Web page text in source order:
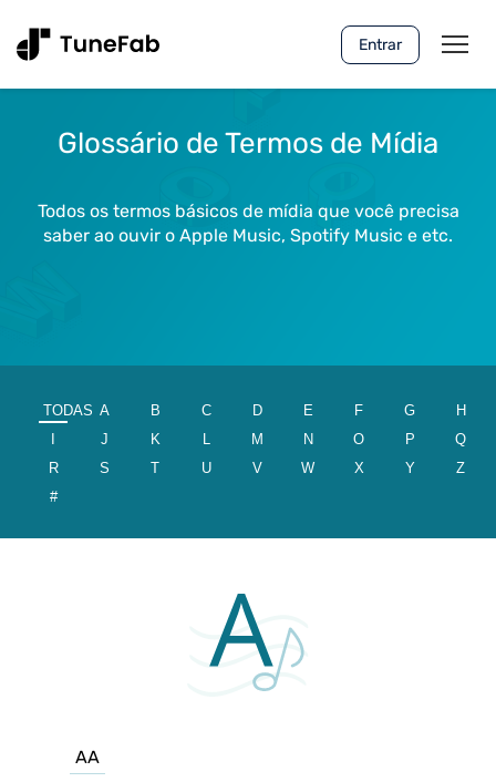
Entrar
Glossário de Termos de Mídia
Todos os termos básicos de mídia que você precisa
saber ao ouvir o Apple Music, Spotify Music e etc.
TODAS A B C D E F G
H
J K L M N O P
Q
R
S T U V W X Y
Z
#
AA